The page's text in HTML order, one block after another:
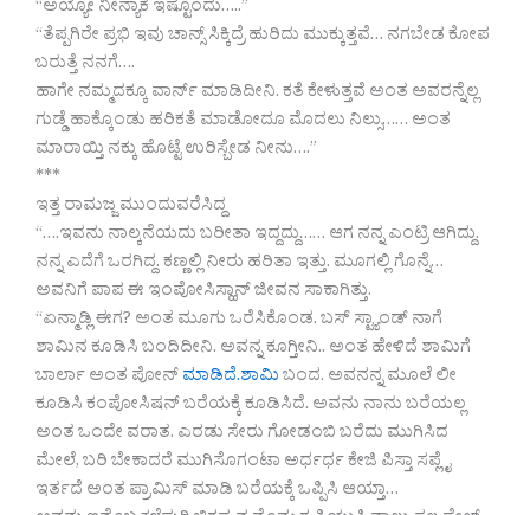
“ಅಯ್ಯೋ ನೀನ್ಯಾಕೆ ಇಷ್ಟೊಂದು…..”
“ತೆಪ್ಪಗಿರೇ ಪ್ರಭಿ ಇವು ಚಾನ್ಸ್ ಸಿಕ್ಕಿದ್ರೆ ಹುರಿದು ಮುಕ್ಕುತ್ತವೆ… ನಗಬೇಡ ಕೋಪ
ಬರುತ್ತೆ ನನಗೆ….
ಹಾಗೇ ನಮ್ಮದಕ್ಕೂ ವಾರ್ನ್ ಮಾಡಿದೀನಿ. ಕತೆ ಕೇಳುತ್ತವೆ ಅಂತ ಅವರನ್ನೆಲ್ಲ
ಗುಡ್ಡೆ ಹಾಕ್ಕೊಂಡು ಹರಿಕತೆ ಮಾಡೋದೂ ಮೊದಲು ನಿಲ್ಸು…… ಅಂತ
ಮಾರಾಯ್ತಿ ನಕ್ಕು ಹೊಟ್ಟೆ ಉರಿಸ್ಬೇಡ ನೀನು….”
***
ಇತ್ತ ರಾಮಜ್ಜ ಮುಂದುವರೆಸಿದ್ದ
“….ಇವನು ನಾಲ್ಕನೆಯದು ಬರೀತಾ ಇದ್ದದ್ದು…… ಆಗ ನನ್ನ ಎಂಟ್ರಿ ಆಗಿದ್ದು.
ನನ್ನ ಎದೆಗೆ ಒರಗಿದ್ದ. ಕಣ್ಣಲ್ಲಿ ನೀರು ಹರಿತಾ ಇತ್ತು. ಮೂಗಲ್ಲಿ ಗೊನ್ನೆ…
ಅವನಿಗೆ ಪಾಪ ಈ ಇಂಪೋಸಿಸ್ಹಾನ್ ಜೀವನ ಸಾಕಾಗಿತ್ತು.
“ಏನ್ಮಾಡ್ಲಿ ಈಗ? ಅಂತ ಮೂಗು ಒರೆಸಿಕೊಂಡ. ಬಸ್ ಸ್ಟ್ಯಾಂಡ್ ನಾಗೆ
ಶಾಮಿನ ಕೂಡಿಸಿ ಬಂದಿದೀನಿ. ಅವನ್ನ ಕೂಗ್ತೀನಿ.. ಅಂತ ಹೇಳಿದೆ ಶಾಮಿಗೆ
ಬಾರ್ಲಾ ಅಂತ ಪೋನ್ಮಾಡಿದೆ.ಶಾಮಿಬಂದ. ಅವನನ್ನ ಮೂಲೆ ಲೀ
ಕೂಡಿಸಿ ಕಂಪೋಸಿಷನ್ ಬರೆಯಕ್ಕೆ ಕೂಡಿಸಿದೆ. ಅವನು ನಾನು ಬರೆಯಲ್ಲ
ಅಂತ ಒಂದೇ ವರಾತ. ಎರಡು ಸೇರು ಗೋಡಂಬಿ ಬರೆದು ಮುಗಿಸಿದ
ಮೇಲೆ, ಬರಿ ಬೇಕಾದರೆ ಮುಗಿಸೊಗಂಟಾ ಅರ್ಧರ್ಧ ಕೇಜಿ ಪಿಸ್ತಾ ಸಪ್ಲೈ
ಇರ್ತದೆ ಅಂತ ಪ್ರಾಮಿಸ್ ಮಾಡಿ ಬರೆಯಕ್ಕೆ ಒಪ್ಪಿಸಿ ಆಯ್ತಾ…